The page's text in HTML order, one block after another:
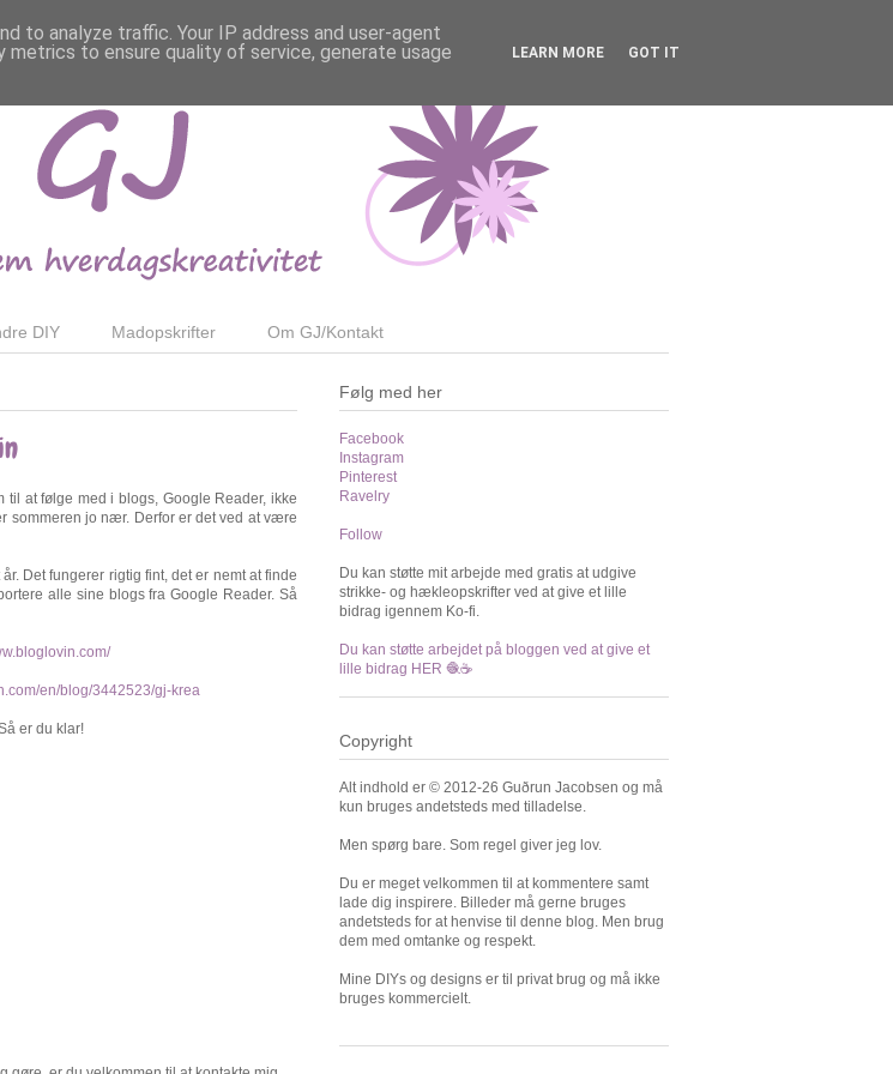
DIY Madopskrifter Om GJ/Kontakt
at følge med i blogs, Google Reader, ikke
sommeren jo nær. Derfor er det ved at være
Det fungerer rigtig fint, det er nemt at finde
alle sine blogs fra Google Reader. Så
en/blog/3442523/gj-krea
er du klar!
Følg med her
Facebook
Instagram
Pinterest
Ravelry
Follow
Du kan støtte mit arbejde med gratis at udgive
strikke- og hækleopskrifter ved at give et lille
bidrag igennem Ko-fi.
Du kan støtte arbejdet på bloggen ved at give et
lille bidrag HER 🧶☕️
Copyright
Alt indhold er © 2012-26 Guðrun Jacobsen og må
kun bruges andetsteds med tilladelse.
Men spørg bare. Som regel giver jeg lov.
Du er meget velkommen til at kommentere samt
lade dig inspirere. Billeder må gerne bruges
andetsteds for at henvise til denne blog. Men brug
dem med omtanke og respekt.
Mine DIYs og designs er til privat brug og må ikke
bruges kommercielt.
to analyze traffic. Your IP address and user-agent
to ensure quality of service, generate usage
LEARN MORE GOT IT